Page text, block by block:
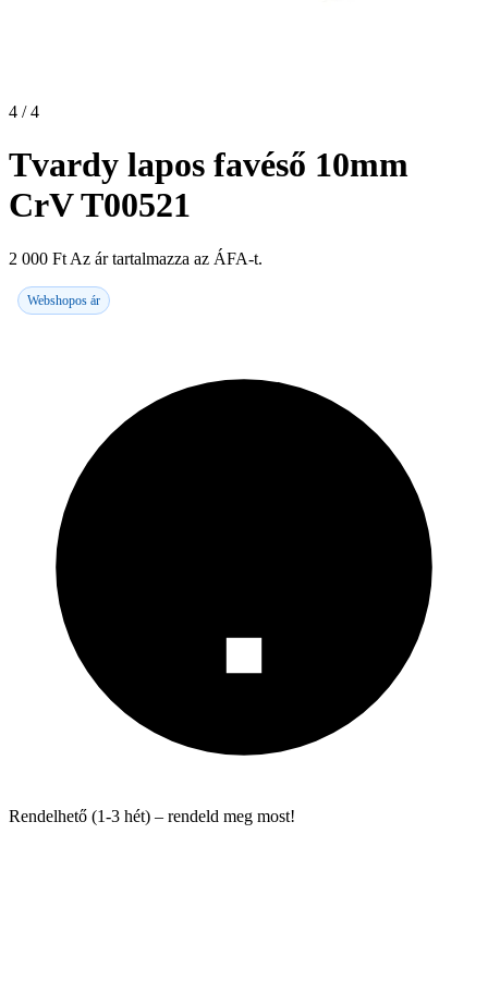
4 / 4
Tvardy lapos favéső 10mm
CrV T00521
2 000 Ft Az ár tartalmazza az ÁFA-t.
Webshopos ár
Rendelhető (1-3 hét) – rendeld meg most!